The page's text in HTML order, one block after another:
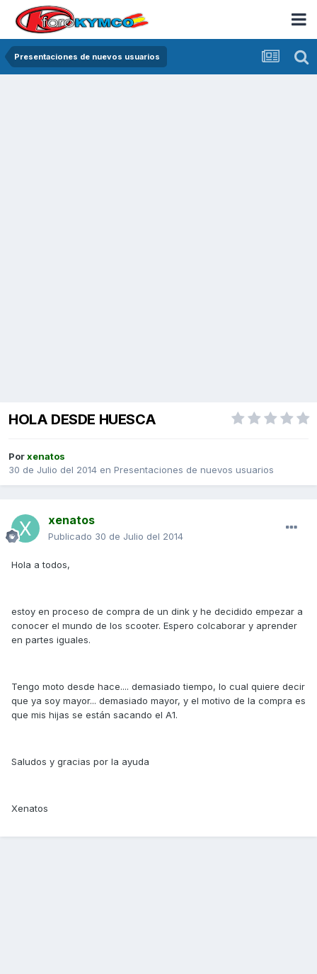
Presentaciones de nuevos usuarios
HOLA DESDE HUESCA
Porxenatos
30 de Julio del 2014 en Presentaciones de nuevos usuarios
xenatos
Publicado 30 de Julio del 2014
Hola a todos,
estoy en proceso de compra de un dink y he decidido empezar a
conocer el mundo de los scooter. Espero colcaborar y aprender
en partes iguales.
Tengo moto desde hace.... demasiado tiempo, lo cual quiere decir
que ya soy mayor... demasiado mayor, y el motivo de la compra es
que mis hijas se están sacando el A1.
Saludos y gracias por la ayuda
Xenatos